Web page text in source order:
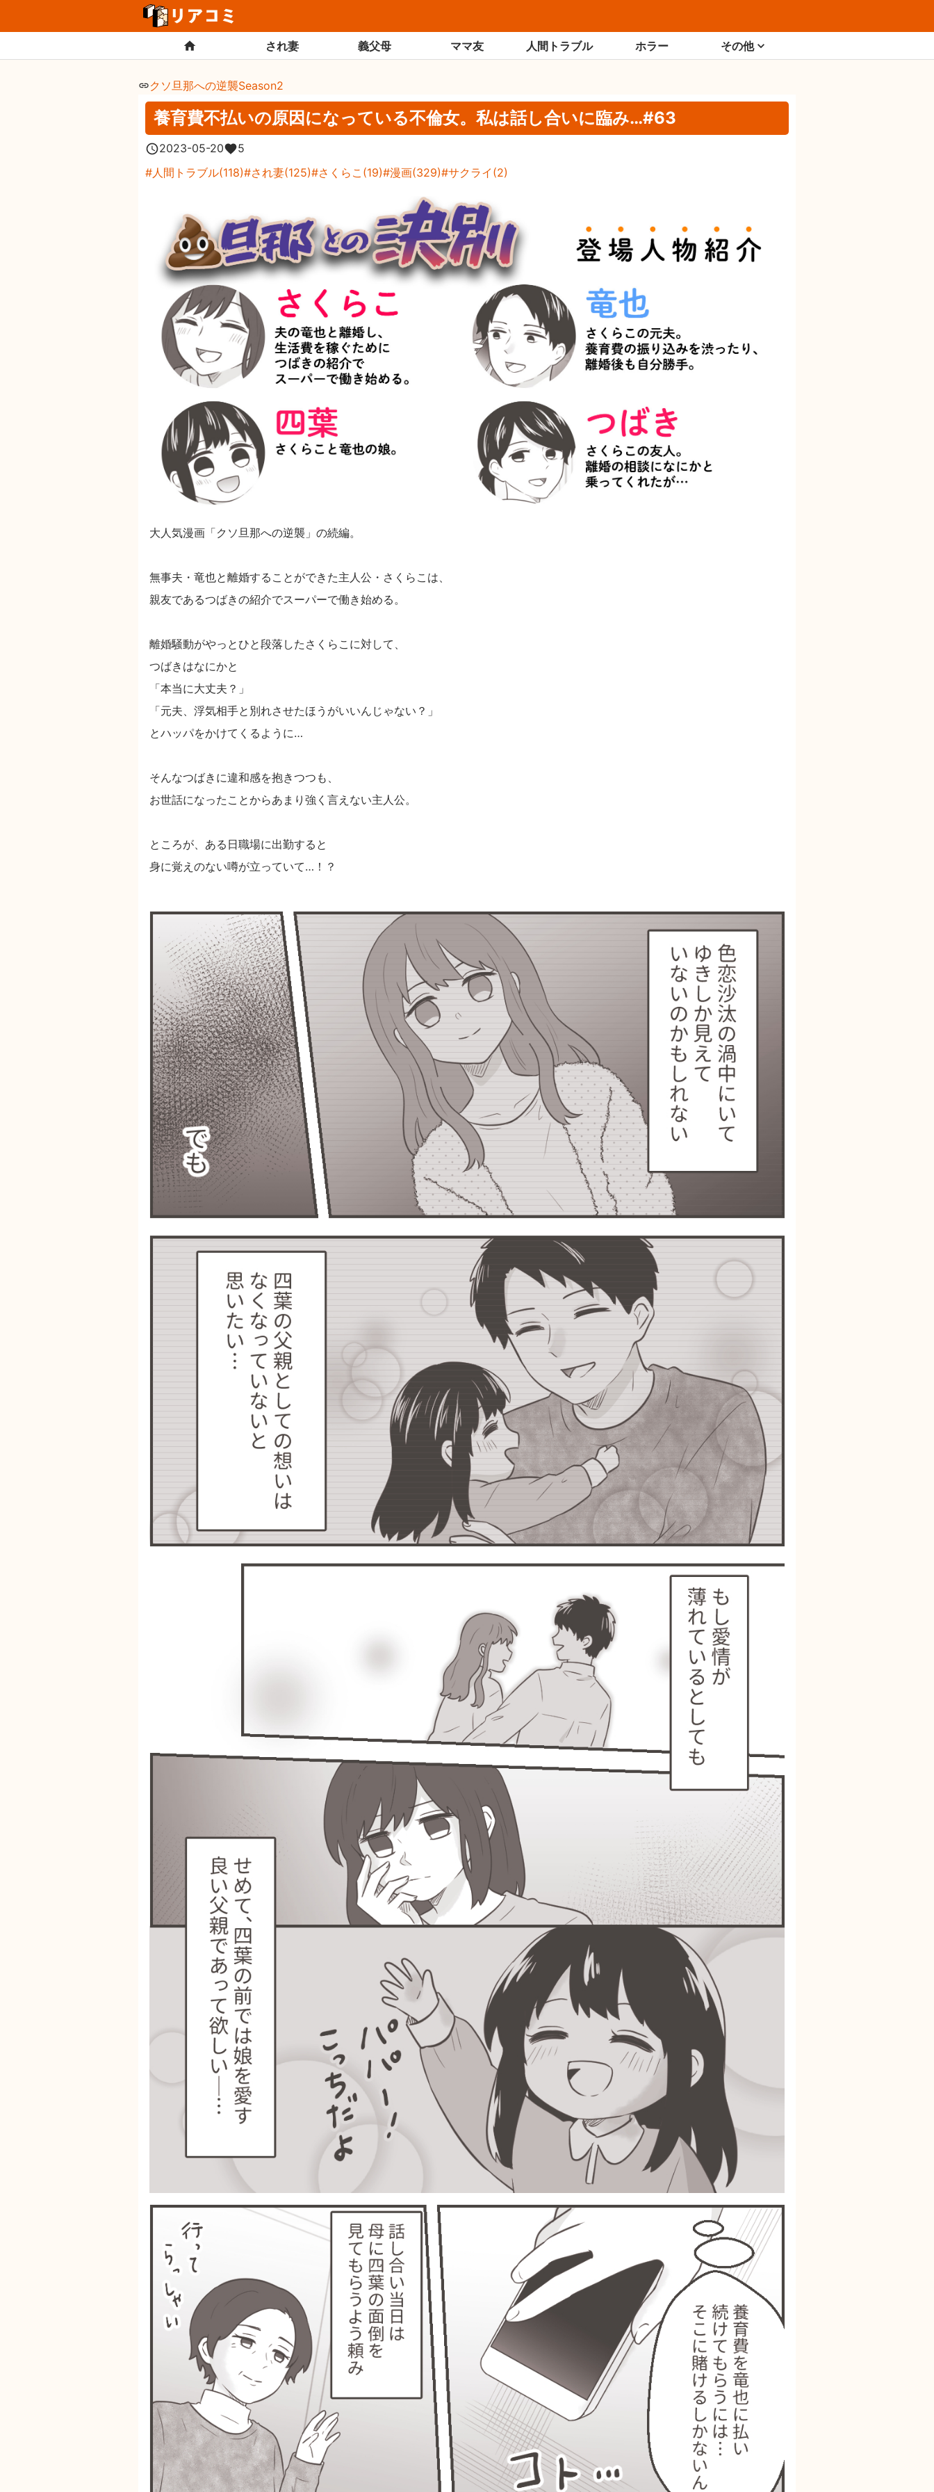
され妻 義父母 ママ友 人間トラブル ホラー その他
クソ旦那への逆襲Season2
養育費不払いの原因になっている不倫女。私は話し合いに臨み…#63
2023-05-20
5
人間トラブル(118) され妻(125) さくらこ (19) 漫画(329) サクライ (2)
大人気漫画「クソ旦那への逆襲」の続編。
無事夫・竜也と離婚することができた主人公・さくらこは、
親友であるつばきの紹介でスーパーで働き始める。
離婚騒動がやっとひと段落したさくらこに対して、
つばきはなにかと
「本当に大丈夫？」
「元夫、浮気相手と別れさせたほうがいいんじゃない？」
とハッパをかけてくるように…
そんなつばきに違和感を抱きつつも、
お世話になったことからあまり強く言えない主人公。
ところが、ある日職場に出勤すると
身に覚えのない噂が立っていて…！？